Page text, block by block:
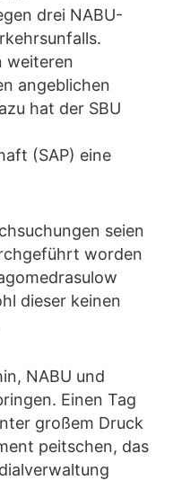
drei NABU-
weiteren
angeblichen
hat der SBU
(SAP) eine
seien
worden
dieser keinen
NABU und
Einen Tag
großem Druck
peitschen, das